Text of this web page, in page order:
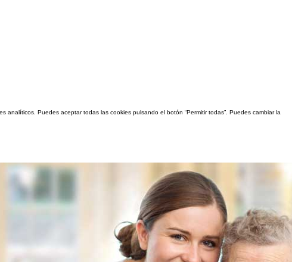
analíticos. Puedes aceptar todas las cookies pulsando el botón “Permitir todas”. Puedes cambiar la